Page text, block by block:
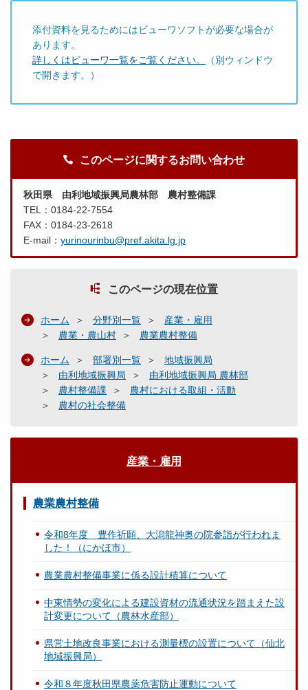
添付資料を見るためにはビューワソフトが必要な場合が
あります。
詳しくはビューワ一覧をご覧ください。
（別ウィンドウ
で開きます。）
このページに関するお問い合わせ
秋田県 由利地域振興局農林部 農村整備課
TEL：0184-22-7554
FAX：0184-23-2618
E-mail： yurinourinbu@pref.akita.lg.jp
このページの現在位置
ホーム 分野別一覧
産業・雇用
農業・農山村
農業農村整備
ホーム 部署別一覧
地域振興局
由利地域振興局
由利地域振興局 農林部
農村整備課
農村における取組・活動
農村の社会整備
産業・雇用
農業農村整備
令和8年度 豊作祈願、大潟龍神奥の院参詣が行われま
した！（にかほ市）
農業農村整備事業に係る設計積算について
中東情勢の変化による建設資材の流通状況を踏まえた設
計変更について（農林水産部）
県営土地改良事業における測量標の設置について（仙北
地域振興局）
令和８年度秋田県農薬危害防止運動について